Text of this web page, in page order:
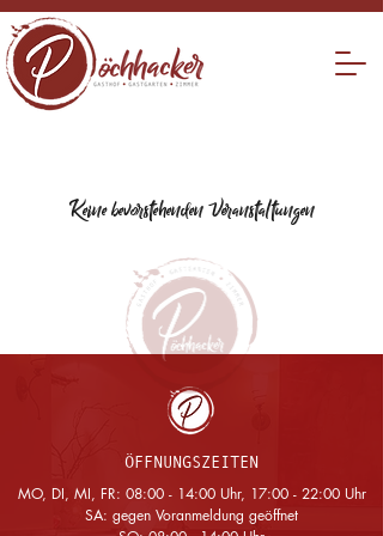
Keine bevorstehenden Veranstaltungen
MO, DI, MI, FR: 08:00 - 14:00 Uhr, 17:00 - 22:00 Uhr
SA: gegen Voranmeldung geöffnet
ÖFFNUNGSZEITEN